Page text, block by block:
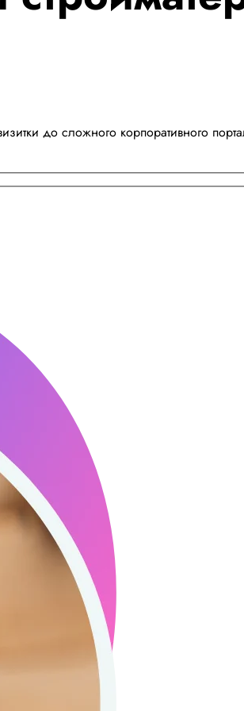
до сложного корпоративного